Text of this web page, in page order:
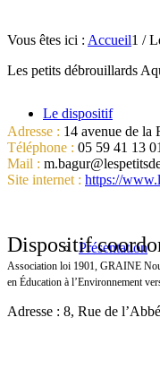
Le dispositif
Présentation
Vous êtes ici : Accueil1 /
Les petits débrouillards
Adresse : 14 avenue de la
Téléphone : 05 59 41 13 01
Mail :
Site internet : https://
Dispositif
Association loi 1901, GRAINE
en Éducation à l’Environnement
Adresse : 8, Rue de